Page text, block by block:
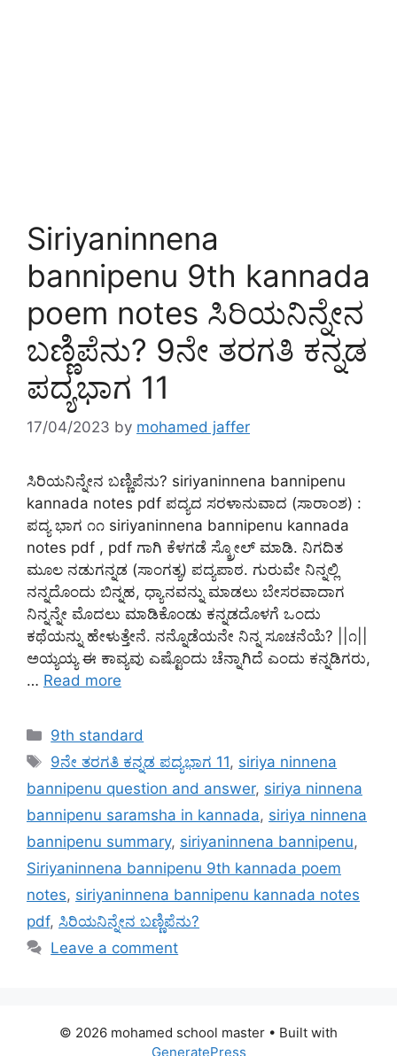
Siriyaninnena
bannipenu 9th kannada
poem notes ಸಿರಿಯನಿನ್ನೇನ
ಬಣ್ಣಿಪೆನು? 9ನೇ ತರಗತಿ ಕನ್ನಡ
ಪದ್ಯಭಾಗ 11
17/04/2023 by mohamed jaffer
ಸಿರಿಯನಿನ್ನೇನ ಬಣ್ಣಿಪೆನು? siriyaninnena bannipenu
kannada notes pdf ಪದ್ಯದ ಸರಳಾನುವಾದ (ಸಾರಾಂಶ) :
ಪದ್ಯ ಭಾಗ ೧೧ siriyaninnena bannipenu kannada
notes pdf , pdf ಗಾಗಿ ಕೆಳಗಡೆ ಸ್ಕ್ರೋಲ್ ಮಾಡಿ. ನಿಗದಿತ
ಮೂಲ ನಡುಗನ್ನಡ (ಸಾಂಗತ್ಯ) ಪದ್ಯಪಾಠ. ಗುರುವೇ ನಿನ್ನಲ್ಲಿ
ನನ್ನದೊಂದು ಬಿನ್ನಹ, ಧ್ಯಾನವನ್ನು ಮಾಡಲು ಬೇಸರವಾದಾಗ
ನಿನ್ನನ್ನೇ ಮೊದಲು ಮಾಡಿಕೊಂಡು ಕನ್ನಡದೊಳಗೆ ಒಂದು
ಕಥೆಯನ್ನು ಹೇಳುತ್ತೇನೆ. ನನ್ನೊಡೆಯನೇ ನಿನ್ನ ಸೂಚನೆಯೆ? ||೧||
ಅಯ್ಯಯ್ಯ ಈ ಕಾವ್ಯವು ಎಷ್ಟೊಂದು ಚೆನ್ನಾಗಿದೆ ಎಂದು ಕನ್ನಡಿಗರು,
… Read more
Categories
9th standard
Tags
9ನೇ ತರಗತಿ ಕನ್ನಡ ಪದ್ಯಭಾಗ 11, siriya ninnena
bannipenu question and answer, siriya ninnena
bannipenu saramsha in kannada, siriya ninnena
bannipenu summary, siriyaninnena bannipenu,
Siriyaninnena bannipenu 9th kannada poem
notes, siriyaninnena bannipenu kannada notes
pdf, ಸಿರಿಯನಿನ್ನೇನ ಬಣ್ಣಿಪೆನು?
Leave a comment
© 2026 mohamed school master • Built with
GeneratePress